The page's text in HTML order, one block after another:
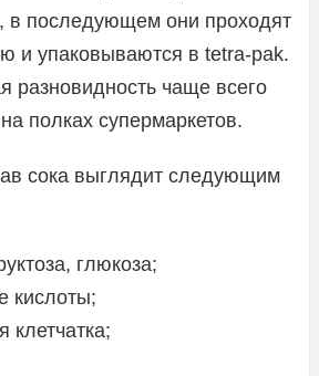
в последующем они проходят
и упаковываются в tetra-pak.
разновидность чаще всего
полках супермаркетов.
сока выглядит следующим
глюкоза;
кислоты;
клетчатка;